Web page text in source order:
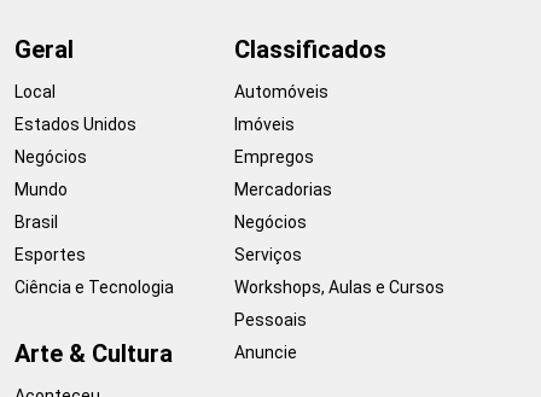
Geral
Local
Estados Unidos
Negócios
Mundo
Brasil
Esportes
Ciência e Tecnologia
Arte & Cultura
Classificados
Automóveis
Imóveis
Empregos
Mercadorias
Negócios
Serviços
Workshops, Aulas e Cursos
Pessoais
Anuncie